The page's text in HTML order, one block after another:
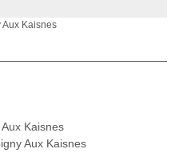
Aux Kaisnes
Kaisnes
Aux Kaisnes